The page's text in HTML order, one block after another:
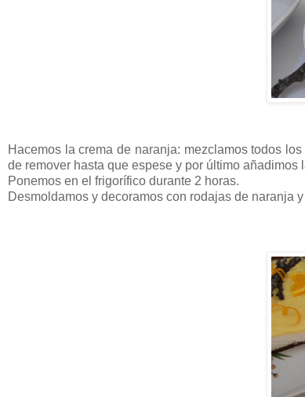
Hacemos la crema de naranja: mezclamos todos
de remover hasta que espese y por último
Ponemos en el frigorífico durante 2 horas.
Desmoldamos y decoramos con rodajas de naranja